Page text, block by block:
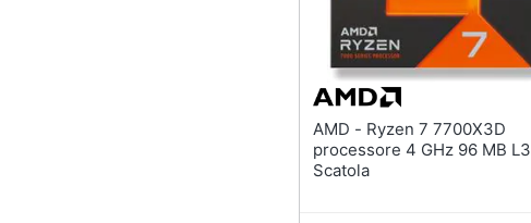
AMD - Ryzen 7 7700X3D
processore 4 GHz 96 MB L3
Scatola